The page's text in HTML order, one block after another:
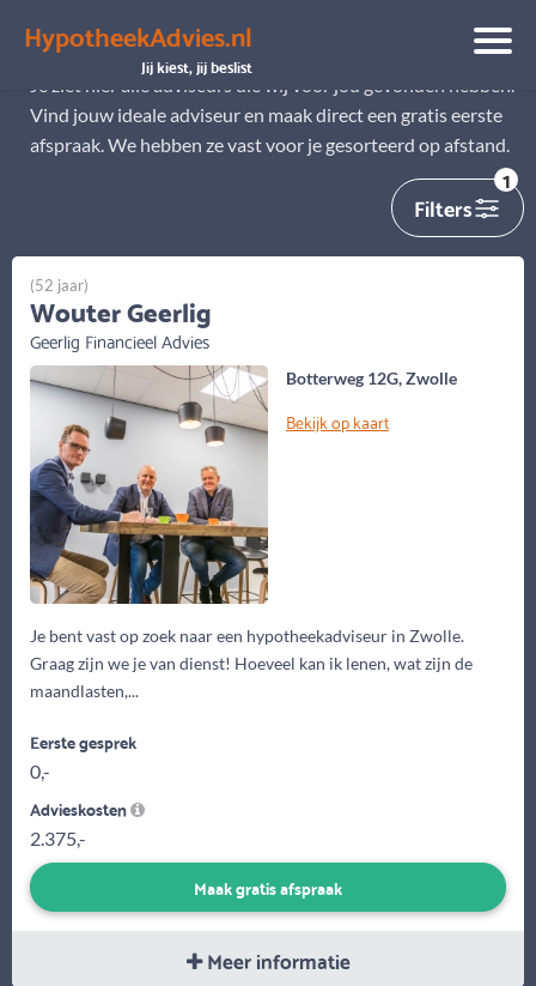
HypotheekAdvies.nl
Jij kiest, jij beslist
Alle adviseurs
Je ziet hier alle adviseurs die wij voor jou gevonden hebben.
Vind jouw ideale adviseur en maak direct een gratis eerste
afspraak. We hebben ze vast voor je gesorteerd op afstand.
Filters
1
Botterweg 12G, Zwolle
Bekijk op kaart
Je bent vast op zoek naar een hypotheekadviseur in Zwolle.
Graag zijn we je van dienst! Hoeveel kan ik lenen, wat zijn de
maandlasten,...
(52 jaar)
Wouter Geerlig
Geerlig Financieel Advies
Eerste gesprek
0,-
Advieskosten
2.375,-
Maak gratis afspraak
Meer informatie